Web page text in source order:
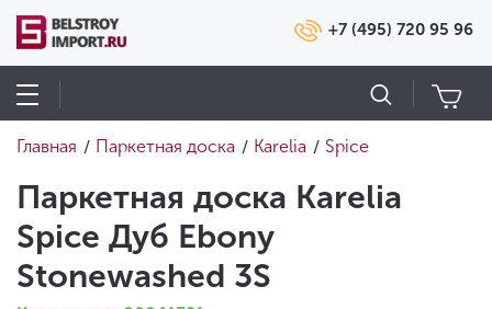
+7 (495) 720 95 96
Главная / Паркетная доска / Karelia / Spice
Паркетная доска Karelia
Spice Дуб Ebony
Stonewashed 3S